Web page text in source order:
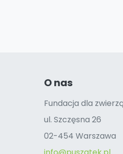
O nas
Fundacja dla
ul. Szczęsna 26
02-454 Warszawa